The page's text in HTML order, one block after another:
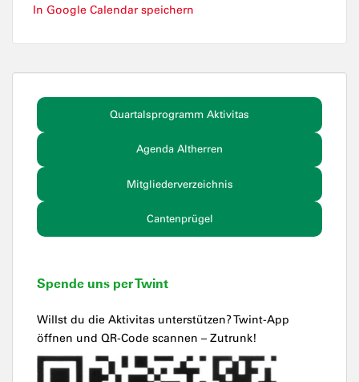
In Google Calendar speichern
Quartalsprogramm Aktivitas
Agenda Altherren
Mitgliederverzeichnis
Cantenprügel
Spende uns per Twint
Willst du die Aktivitas unterstützen? Twint-App
öffnen und QR-Code scannen – Zutrunk!